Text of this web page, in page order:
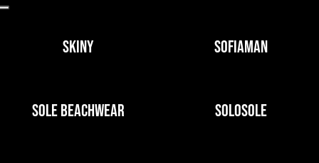
SKINY SOFIAMAN
SOLE BEACHWEAR SOLOSOLE